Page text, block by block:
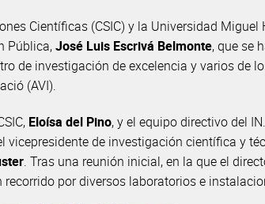
Científicas (CSIC) y la Universidad Miguel
Pública,José Luis Escrivá Belmonte, que se
de investigación de excelencia y varios de
(AVI).
Eloísa del Pino, y el equipo directivo del
vicepresidente de investigación científica y
. Tras una reunión inicial, en la que el
por diversos laboratorios e